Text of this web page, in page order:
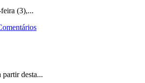
(3),...
partir desta...